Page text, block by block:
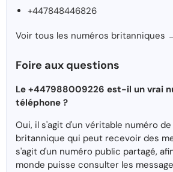
+447848446826
Voir tous les numéros britanniques
Foire aux questions
Le +447988009226 est-il un vrai
téléphone ?
Oui, il s'agit d'un véritable numéro
britannique qui peut recevoir des
s'agit d'un numéro public partagé,
monde puisse consulter les